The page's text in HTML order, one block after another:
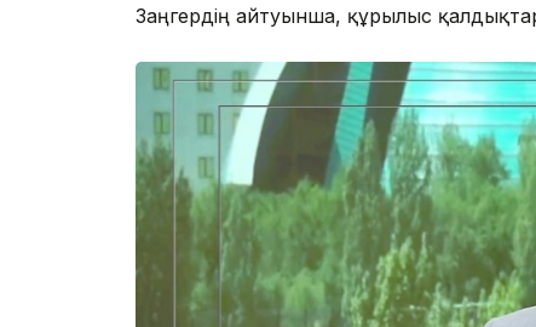
Заңгердің айтуынша, құрылыс